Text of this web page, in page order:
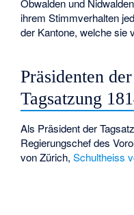
Obwalden und
ihrem Stimmverhalten
der Kantone, welche sie
Präsidenten
Tagsatzung
Als Präsident der
Regierungschef des
von Zürich,Schultheiss